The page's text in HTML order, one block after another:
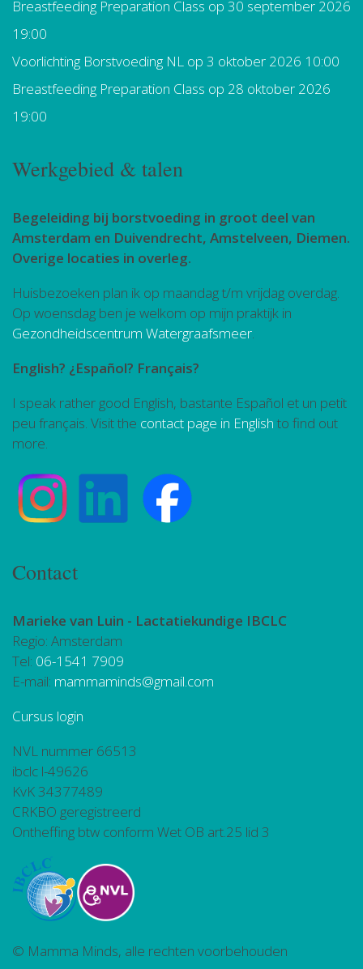
Breastfeeding Preparation Class op 30 september 2026
19:00
Voorlichting Borstvoeding NL op 3 oktober 2026 10:00
Breastfeeding Preparation Class op 28 oktober 2026
19:00
Werkgebied & talen
Begeleiding bij borstvoeding in groot deel van
Amsterdam en Duivendrecht, Amstelveen, Diemen.
Overige locaties in overleg.
Huisbezoeken plan ik op maandag t/m vrijdag overdag.
Op woensdag ben je welkom op mijn praktijk in
Gezondheidscentrum Watergraafsmeer.
English? ¿Español? Français?
I speak rather good English, bastante Español et un petit
peu français. Visit the contact page in English to find out
more.
Contact
Marieke van Luin - Lactatiekundige IBCLC
Regio: Amsterdam
Tel: 06-1541 7909
E-mail: mammaminds@gmail.com
Cursus login
NVL nummer 66513
ibclc l-49626
KvK 34377489
CRKBO geregistreerd
Ontheffing btw conform Wet OB art.25 lid 3
© Mamma Minds, alle rechten voorbehouden